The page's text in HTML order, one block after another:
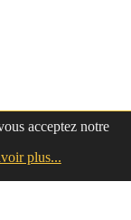
acceptez notre
plus...